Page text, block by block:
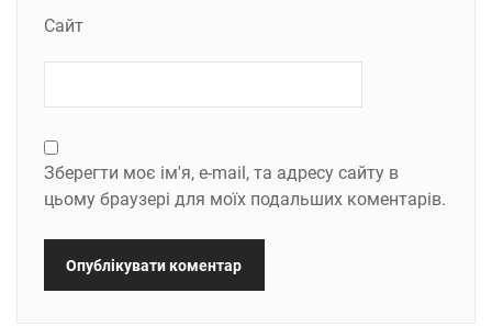
Сайт
Зберегти моє ім'я, e-mail, та адресу сайту в
цьому браузері для моїх подальших коментарів.